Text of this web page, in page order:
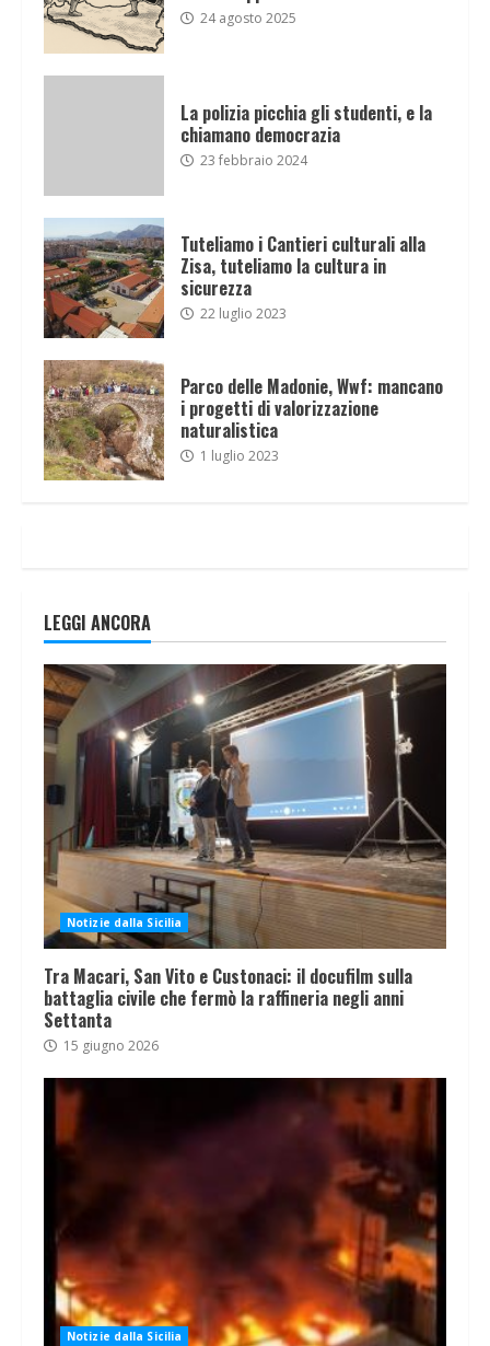
24 agosto 2025
La polizia picchia gli studenti, e la
chiamano democrazia
23 febbraio 2024
Tuteliamo i Cantieri culturali alla
Zisa, tuteliamo la cultura in
sicurezza
22 luglio 2023
Parco delle Madonie, Wwf: mancano
i progetti di valorizzazione
naturalistica
1 luglio 2023
LEGGI ANCORA
Notizie dalla Sicilia
Tra Macari, San Vito e Custonaci: il docufilm sulla
battaglia civile che fermò la raffineria negli anni
Settanta
15 giugno 2026
Notizie dalla Sicilia